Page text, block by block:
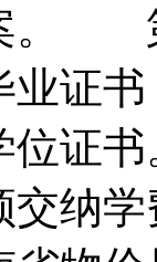
。
业证
位证
交纳